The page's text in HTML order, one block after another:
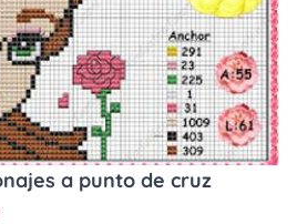
a punto de cruz